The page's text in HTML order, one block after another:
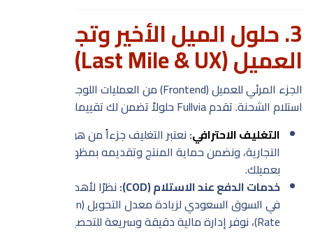
3. حلول الميل الأخير وتجربة
العميل (Last Mile & UX)
الجزء المرئي للعميل (Frontend) من العمليات اللوجستية هو
استلام الشحنة. تقدم Fullvia حلولاً تضمن لك تقييمات 5 نجوم:
التغليف الاحترافي: نعتبر التغليف جزءاً من هوية علامتك
التجارية، ونضمن حماية المنتج وتقديمه بمظهر يليق
بعميلك.
خدمات الدفع عند الاستلام (COD):
نظرًا لأهمية هذا الخيار
في السوق السعودي لزيادة معدل التحويل (Conversion
Rate)، نوفر إدارة مالية دقيقة وسريعة للتحصيلات.